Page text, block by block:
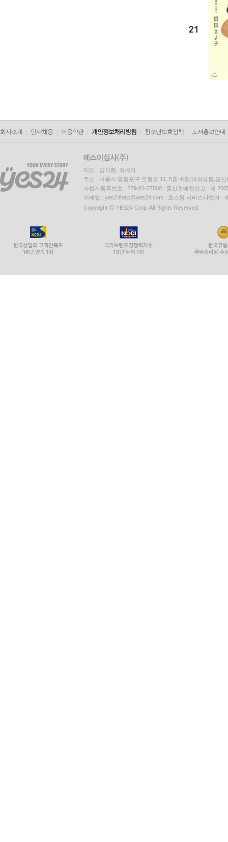
21
회사소개 인재채용 이용약관 개인정보처리방침 청소년보호정책 도서홍보안내
대표 : 김석환, 최세라
주소 : 서울시 영등포구 은행로 11, 5층~6층(여의도동,일신
사업자등록번호 : 229-81-37000 통신판매업신고 : 제
이메일 : yes24help@yes24.com 호스팅 서비스사업자 :
Copyright ⓒ YES24 Corp. All Rights Reserved.